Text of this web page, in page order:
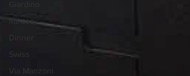
Mudec
Dinner
Swiss
Via Manzoni